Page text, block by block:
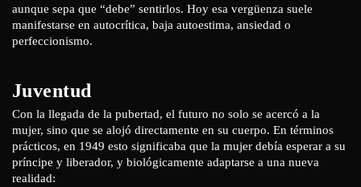
aunque sepa que “debe” sentirlos. Hoy esa vergüenza suele
manifestarse en autocrítica, baja autoestima, ansiedad o
perfeccionismo.
Juventud
Con la llegada de la pubertad, el futuro no solo se acercó a la
mujer, sino que se alojó directamente en su cuerpo. En términos
prácticos, en 1949 esto significaba que la mujer debía esperar a su
príncipe y liberador, y biológicamente adaptarse a una nueva
realidad: